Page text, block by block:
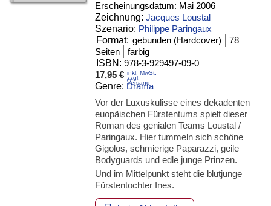
Erscheinungsdatum: Mai 2006
Zeichnung: Jacques Loustal
Szenario: Philippe Paringaux
Format: gebunden (Hardcover)
78
Seiten
farbig
ISBN: 978-3-929497-09-0
17,95 € inkl. MwSt.
zzgl.
Versand
Genre: Drama
Vor der Luxuskulisse eines dekadenten
euopäischen Fürstentums spielt dieser
Roman des genialen Teams Loustal /
Paringaux. Hier tummeln sich schöne
Gigolos, schmierige Paparazzi, geile
Bodyguards und edle junge Prinzen.
Und im Mittelpunkt steht die blutjunge
Fürstentochter Ines.